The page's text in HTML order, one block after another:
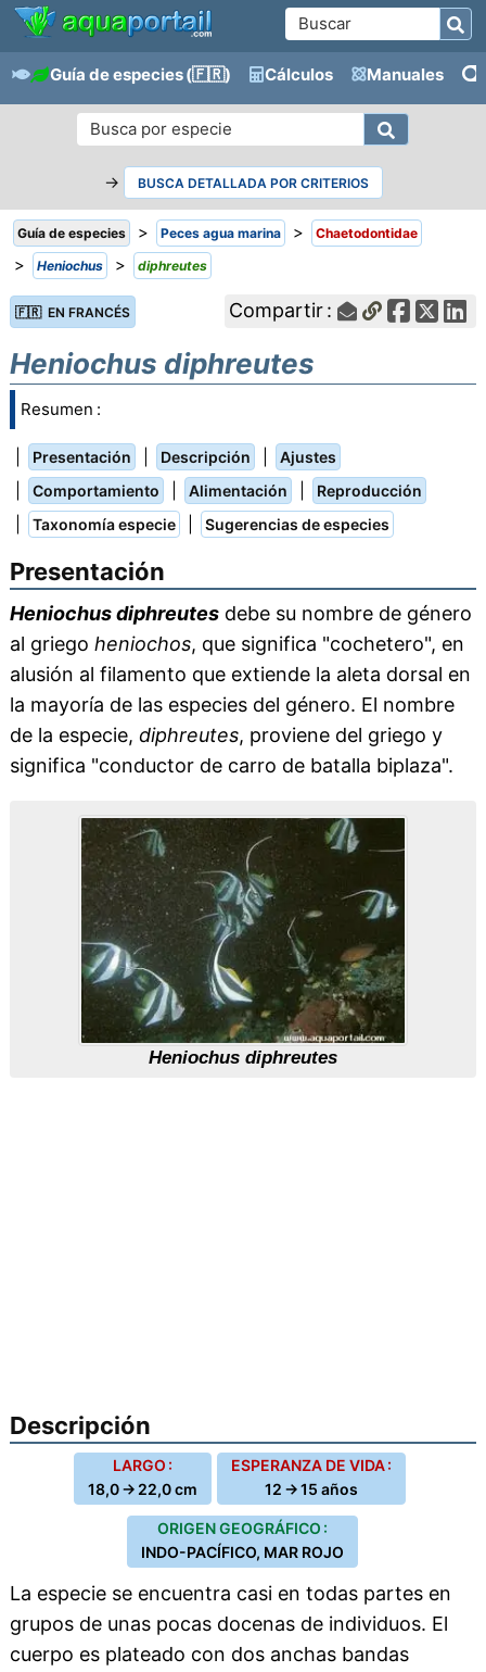
Guía de especies(🇫🇷) Cálculos Manuales
→ BUSCA DETALLADA POR CRITERIOS
Guía de especies > Peces agua marina > Chaetodontidae
> Heniochus > diphreutes
🇫🇷 EN FRANCÉS Compartir :
Heniochus diphreutes
Resumen :
Presentación Descripción Ajustes
Comportamiento Alimentación Reproducción
Taxonomía especie Sugerencias de especies
Presentación
Heniochus diphreutesdebe su nombre de género
al griego heniochos, que significa "cochetero", en
alusión al filamento que extiende la aleta dorsal en
la mayoría de las especies del género. El nombre
de la especie, diphreutes, proviene del griego y
significa "conductor de carro de batalla biplaza".
Heniochus diphreutes
Descripción
LARGO :
18,0 → 22,0 cm
ESPERANZA DE VIDA :
12 → 15 años
ORIGEN GEOGRÁFICO :
INDO-PACÍFICO, MAR ROJO
La especie se encuentra casi en todas partes en
grupos de unas pocas docenas de individuos. El
cuerpo es plateado con dos anchas bandas